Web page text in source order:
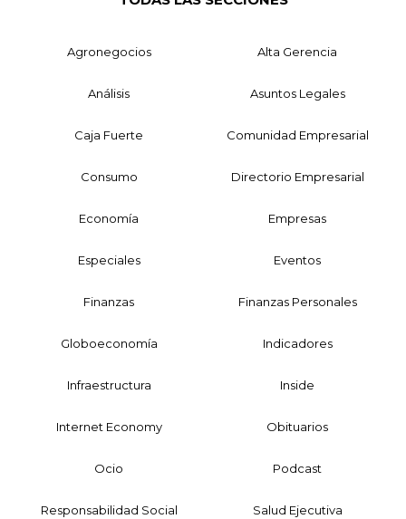
Agronegocios Alta Gerencia
Análisis Asuntos Legales
Caja Fuerte Comunidad Empresarial
Consumo Directorio Empresarial
Economía Empresas
Especiales Eventos
Finanzas Finanzas Personales
Globoeconomía Indicadores
Infraestructura Inside
Internet Economy Obituarios
Ocio Podcast
Responsabilidad Social Salud Ejecutiva